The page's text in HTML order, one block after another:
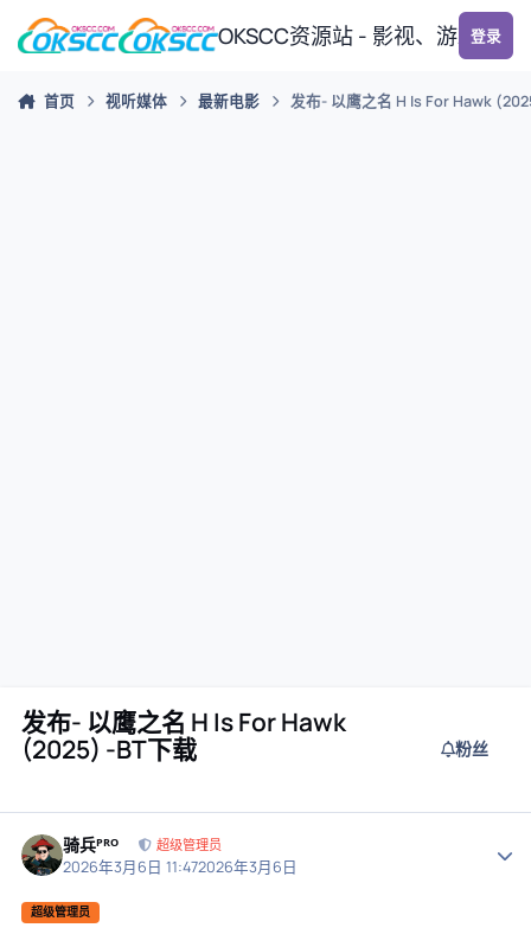
跳转到帖子
OKSCC资源站 - 影视、游戏、
登录
首页 视听媒体 最新电影 发布- 以鹰之名 H Is For Hawk
发布- 以鹰之名 H Is For Hawk
(2025) -BT下载
粉丝
骑兵ᴾᴿᴼ 超级管理员
2026年3月6日 11:472026年3月6日
超级管理员